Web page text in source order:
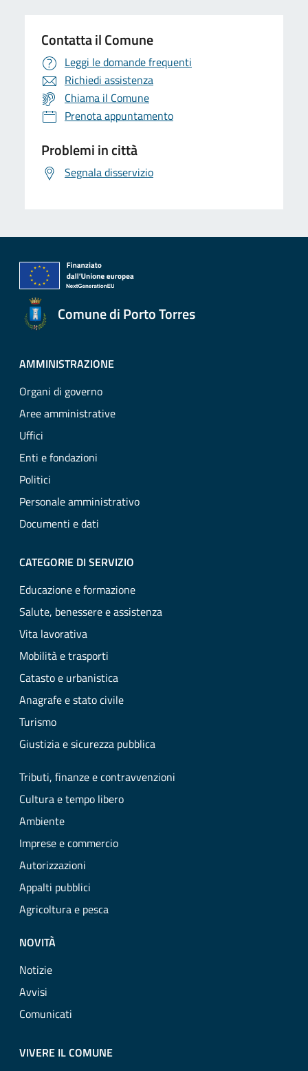
Contatta il Comune
Leggi le domande frequenti
Richiedi assistenza
Chiama il Comune
Prenota appuntamento
Problemi in città
Segnala disservizio
Comune di Porto Torres
AMMINISTRAZIONE
Organi di governo
Aree amministrative
Uffici
Enti e fondazioni
Politici
Personale amministrativo
Documenti e dati
CATEGORIE DI SERVIZIO
Educazione e formazione
Salute, benessere e assistenza
Vita lavorativa
Mobilità e trasporti
Catasto e urbanistica
Anagrafe e stato civile
Turismo
Giustizia e sicurezza pubblica
Tributi, finanze e contravvenzioni
Cultura e tempo libero
Ambiente
Imprese e commercio
Autorizzazioni
Appalti pubblici
Agricoltura e pesca
NOVITÀ
Notizie
Avvisi
Comunicati
VIVERE IL COMUNE